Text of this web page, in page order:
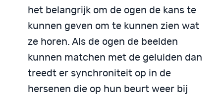
het belangrijk om de ogen de kans te
kunnen geven om te kunnen zien wat
ze horen. Als de ogen de beelden
kunnen matchen met de geluiden dan
treedt er synchroniteit op in de
hersenen die op hun beurt weer bij